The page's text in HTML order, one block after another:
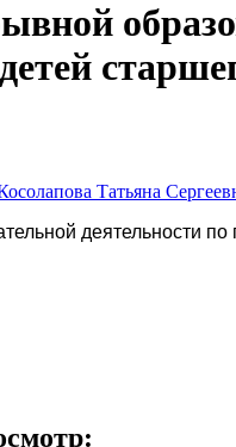
Татьяна
деятельности